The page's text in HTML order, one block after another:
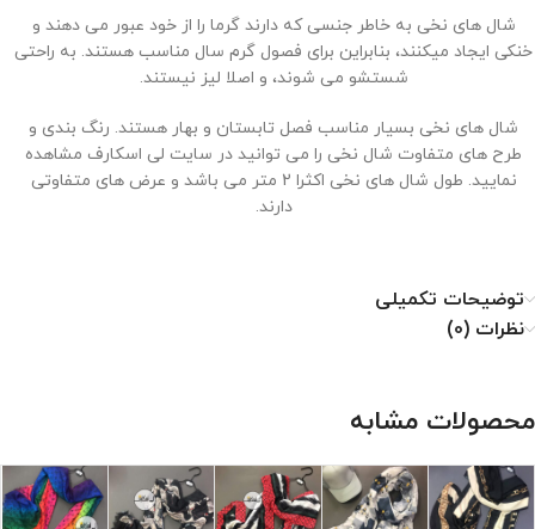
شال های نخی به خاطر جنسی که دارند گرما را از خود عبور می دهند و
خنکی ایجاد میکنند، بنابراین برای فصول گرم سال مناسب هستند. به راحتی
شستشو می شوند، و اصلا لیز نیستند.
شال های نخی بسیار مناسب فصل تابستان و بهار هستند. رنگ بندی و
طرح های متفاوت شال نخی را می توانید در سایت لی اسکارف مشاهده
نمایید. طول شال های نخی اکثرا 2 متر می باشد و عرض های متفاوتی
دارند.
نحوه نگهداری از شال نخی
۳. از خشک کن استفاده نشود.
توضیحات تکمیلی
نظرات (0)
محصولات مشابه